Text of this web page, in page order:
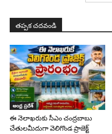
తప్పక చదవండి
ఆంధ్ర ప్రదేశ్
ఈ నెలాఖరుకు సీఎం చంద్రబాబు
చేతులమీదుగా వెలిగొండ ప్రాజెక్ట్‌